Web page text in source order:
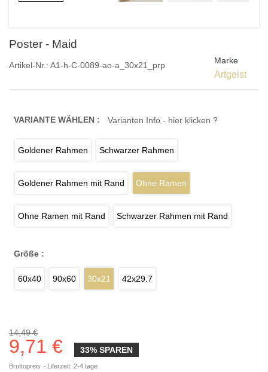
Poster - Maid
Artikel-Nr.: A1-h-C-0089-ao-a_30x21_prp Marke
Artgeist
VARIANTE WÄHLEN : Varianten Info - hier klicken ?
Goldener Rahmen Schwarzer Rahmen
Goldener Rahmen mit Rand Ohne Ramen
Ohne Ramen mit Rand Schwarzer Rahmen mit Rand
Größe :
60x40 90x60 30x21 42x29.7
14,49 €
9,71 € 33% SPAREN
Bruttopreis Liferzeit: 2-4 tage